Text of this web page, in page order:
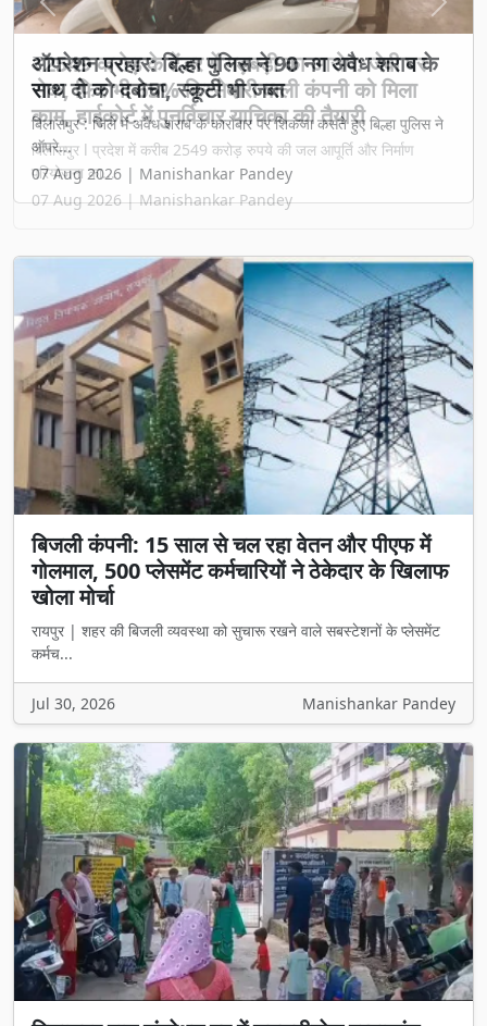
₹2549 करोड़ के टेंडर में गड़बड़ी का आरोप: जेवी पर
रोक, फिर भी 65% हिस्सेदारी वाली कंपनी को मिला
काम, हाईकोर्ट में पुनर्विचार याचिका की तैयारी
बिलासपुर l प्रदेश में करीब 2549 करोड़ रुपये की जल आपूर्ति और निर्माण
परियोजना का...
07 Aug 2026 | Manishankar Pandey
Previous Next
बिजली कंपनी: 15 साल से चल रहा वेतन और पीएफ में
गोलमाल, 500 प्लेसमेंट कर्मचारियों ने ठेकेदार के खिलाफ
खोला मोर्चा
रायपुर | शहर की बिजली व्यवस्था को सुचारू रखने वाले सबस्टेशनों के प्लेसमेंट
कर्मच...
Jul 30, 2026 Manishankar Pandey